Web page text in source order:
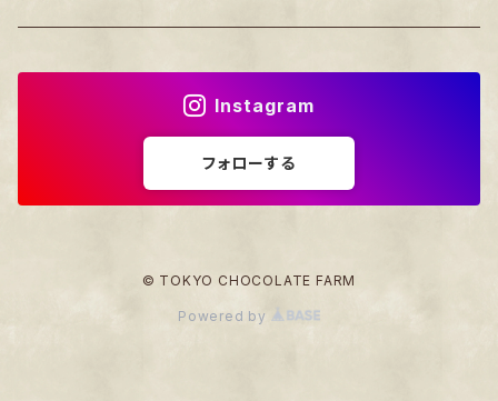
Instagram
フォローする
© TOKYO CHOCOLATE FARM
Powered by